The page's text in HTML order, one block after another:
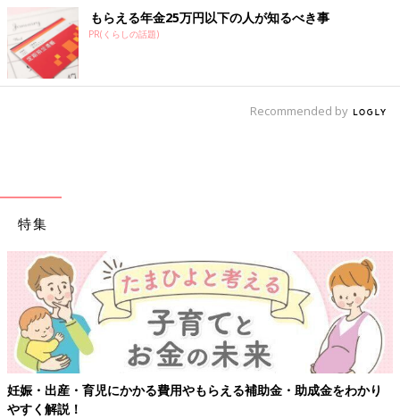
もらえる年金25万円以下の人が知るべき事
PR(くらしの話題)
Recommended by
特集
妊娠・出産・育児にかかる費用やもらえる補助金・助成金をわかり
やすく解説！